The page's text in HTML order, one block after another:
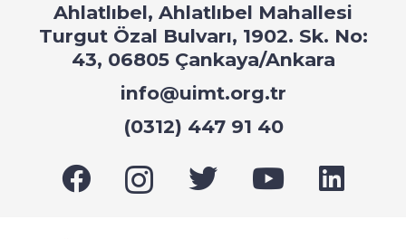
Ahlatlıbel, Ahlatlıbel Mahallesi
Turgut Özal Bulvarı, 1902. Sk. No:
43, 06805 Çankaya/Ankara
info@uimt.org.tr
(0312) 447 91 40